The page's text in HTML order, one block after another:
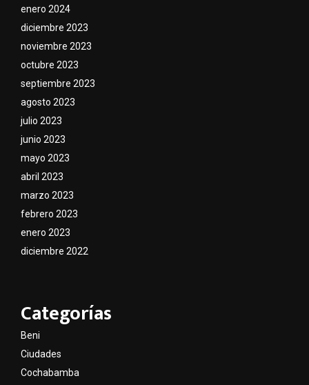
enero 2024
diciembre 2023
noviembre 2023
octubre 2023
septiembre 2023
agosto 2023
julio 2023
junio 2023
mayo 2023
abril 2023
marzo 2023
febrero 2023
enero 2023
diciembre 2022
Categorías
Beni
Ciudades
Cochabamba